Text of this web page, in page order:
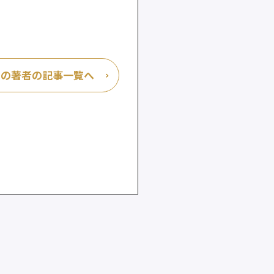
著者の記事一覧へ